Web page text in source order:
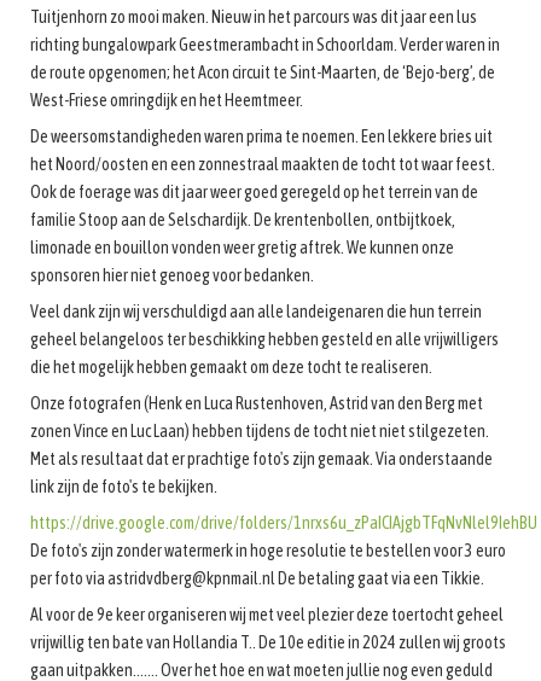
Tuitjenhorn zo mooi maken. Nieuw in het parcours was dit jaar een lus
richting bungalowpark Geestmerambacht in Schoorldam. Verder waren in
de route opgenomen; het Acon circuit te Sint-Maarten, de ‘Bejo-berg’, de
West-Friese omringdijk en het Heemtmeer.
De weersomstandigheden waren prima te noemen. Een lekkere bries uit
het Noord/oosten en een zonnestraal maakten de tocht tot waar feest.
Ook de foerage was dit jaar weer goed geregeld op het terrein van de
familie Stoop aan de Selschardijk. De krentenbollen, ontbijtkoek,
limonade en bouillon vonden weer gretig aftrek. We kunnen onze
sponsoren hier niet genoeg voor bedanken.
Veel dank zijn wij verschuldigd aan alle landeigenaren die hun terrein
geheel belangeloos ter beschikking hebben gesteld en alle vrijwilligers
die het mogelijk hebben gemaakt om deze tocht te realiseren.
Onze fotografen (Henk en Luca Rustenhoven, Astrid van den Berg met
zonen Vince en Luc Laan) hebben tijdens de tocht niet niet stilgezeten.
Met als resultaat dat er prachtige foto's zijn gemaak. Via onderstaande
link zijn de foto's te bekijken.
https://drive.google.com/drive/folders/1nrxs6u_zPaICIAjgbTFqNvNlel9IehBU
De foto's zijn zonder watermerk in hoge resolutie te bestellen voor 3 euro
per foto via astridvdberg@kpnmail.nl De betaling gaat via een Tikkie.
Al voor de 9e keer organiseren wij met veel plezier deze toertocht geheel
vrijwillig ten bate van Hollandia T.. De 10e editie in 2024 zullen wij groots
gaan uitpakken……. Over het hoe en wat moeten jullie nog even geduld